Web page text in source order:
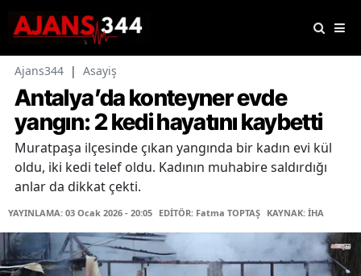
Ajans344 | Asayiş
Antalya’da konteyner evde
yangın: 2 kedi hayatını kaybetti
Muratpaşa ilçesinde çıkan yangında bir kadın evi kül
oldu, iki kedi telef oldu. Kadının muhabire saldırdığı
anlar da dikkat çekti.
YAYINLAMA: 03 Ocak 2026 - 20:05 EDİTÖR: Fatma TOPTAŞ KAYNAK: İHA